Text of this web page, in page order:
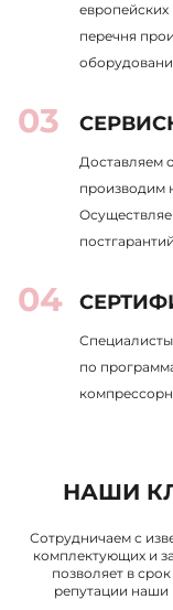
перечня
Доставляем
производим
по
НАШИ
Сотрудничаем с
комплектующих и
позволяет в
репутации наши